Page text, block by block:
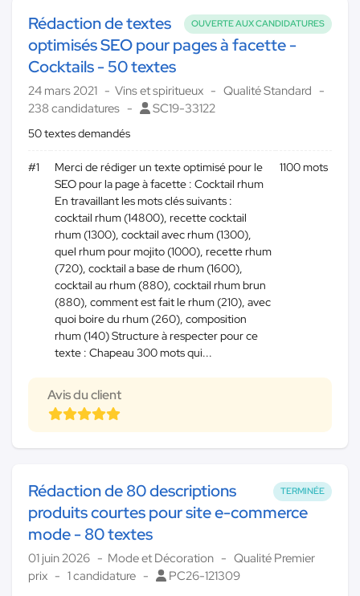
OUVERTE AUX CANDIDATURES
Rédaction de textes
optimisés SEO pour pages à facette -
Cocktails - 50 textes
24 mars 2021 Vins et spiritueux
Qualité Standard
238 candidatures
SC19-33122
50 textes demandés
#1
Merci de rédiger un texte optimisé pour le
SEO pour la page à facette : Cocktail rhum
En travaillant les mots clés suivants :
cocktail rhum (14800), recette cocktail
rhum (1300), cocktail avec rhum (1300),
quel rhum pour mojito (1000), recette rhum
(720), cocktail a base de rhum (1600),
cocktail au rhum (880), cocktail rhum brun
(880), comment est fait le rhum (210), avec
quoi boire du rhum (260), composition
rhum (140) Structure à respecter pour ce
texte : Chapeau 300 mots qui...
1100 mots
Avis du client
TERMINÉE
Rédaction de 80 descriptions
produits courtes pour site e-commerce
mode - 80 textes
01 juin 2026 Mode et Décoration
Qualité Premier
prix
1 candidature PC26-121309